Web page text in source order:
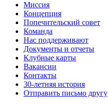
Миссия
Концепция
Попечительский совет
Команда
Нас поддерживают
Документы и отчеты
Клубные карты
Вакансии
Контакты
30-летняя история
Отправить письмо другу